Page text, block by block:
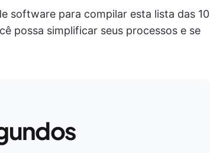
software para compilar esta lista das 10
possa simplificar seus processos e se